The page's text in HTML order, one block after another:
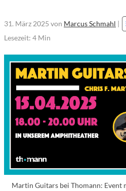
31. März 2025 von Marcus Schmahl |
Lesezeit: 4 Min
Martin Guitars bei Thomann: Event